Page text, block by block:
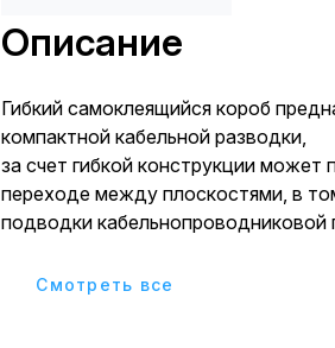
Описание
Гибкий самоклеящийся короб
компактной кабельной разводки,
за счет гибкой конструкции может
переходе между плоскостями, в
подводки кабельнопроводниковой
корпусов. Материал - пластик. Габариты
Cмотреть все